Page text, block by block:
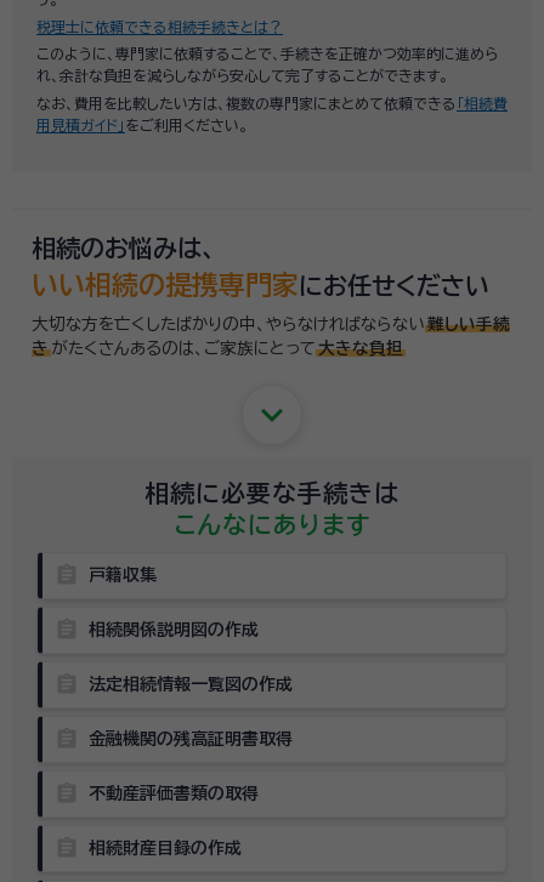
税理士に依頼できる相続手続きとは？
このように、専門家に依頼することで、手続きを正確かつ効率的に進めら
れ、余計な負担を減らしながら安心して完了することができます。
なお、費用を比較したい方は、複数の専門家にまとめて依頼できる 「相続費
用見積ガイド」 をご利用ください。
相続のお悩みは、
いい相続の提携専門家にお任せください
大切な方を亡くしたばかりの中、やらなければならない 難しい手続
き がたくさんあるのは、 ご家族にとって 大きな負担
keyboard_arrow_down
相続に必要な手続きは
こんなにあります
戸籍収集
相続関係説明図の作成
法定相続情報一覧図の作成
金融機関の残高証明書取得
不動産評価書類の取得
相続財産目録の作成